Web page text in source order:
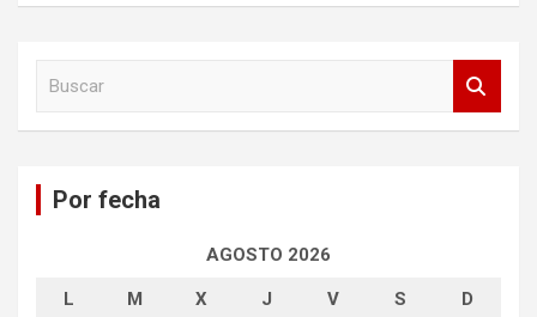
Por fecha
AGOSTO 2026
L M X J V S D